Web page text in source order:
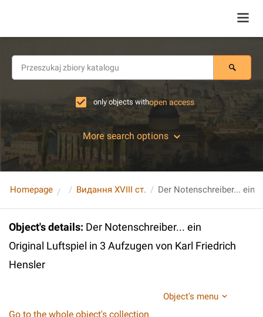
only objects withopen access
More search options
Homepage Видання XVIII ст.
Object's details: Der Notenschreiber... ein
Original Luftspiel in 3 Aufzugen von Karl Friedrich
Hensler
Object's menu
Go to the whole object's collection